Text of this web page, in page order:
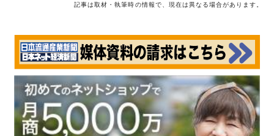
記事は取材・執筆時の情報で、現在は異なる場合があります。